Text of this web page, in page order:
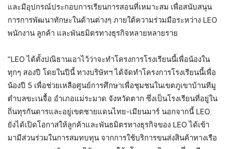
และมีอุปกรณ์ประกอบการเรียนการสอนที่เหมาะสม เพื่อสนับสนุน
การการพัฒนาทักษะในด้านต่างๆ ภายใต้ความร่วมมือระหว่าง LEO
พนักงาน ลูกค้า และพันธมิตรทางธุรกิจหลายหลายราย
“LEO ได้ตั้งปณิธานเอาไว้ว่าจะทำโครงการโรงเรียนนี้เพื่อน้องใน
ทุกๆ สองปี โดยในปีนี้ ทางบริษัทฯ ได้จัดทำโครงการโรงเรียนนี้เพื่อ
น้องปี 5 เพื่อช่วยเหลือศูนย์การศึกษาเพื่อชุมชนในเขตภูเขาบ้านทีมู
ตำบลขะเนจื้อ อำเภอแม่ระมาด จังหวัดตาก ซึ่งเป็นโรงเรียนที่อยู่ใน
ถิ่นทุรกันดารและอยู่เขตชายแดนไทย-เมียนมาร์ นอกจากนี้ LEO
ยังได้เปิดโอกาสให้ลูกค้าและพันธมิตรทางธุรกิจของ LEO ได้เข้า
มามีส่วนร่วมในการสมทบทุน จากการใช้บริการขนส่งสินค้าทางเรือ